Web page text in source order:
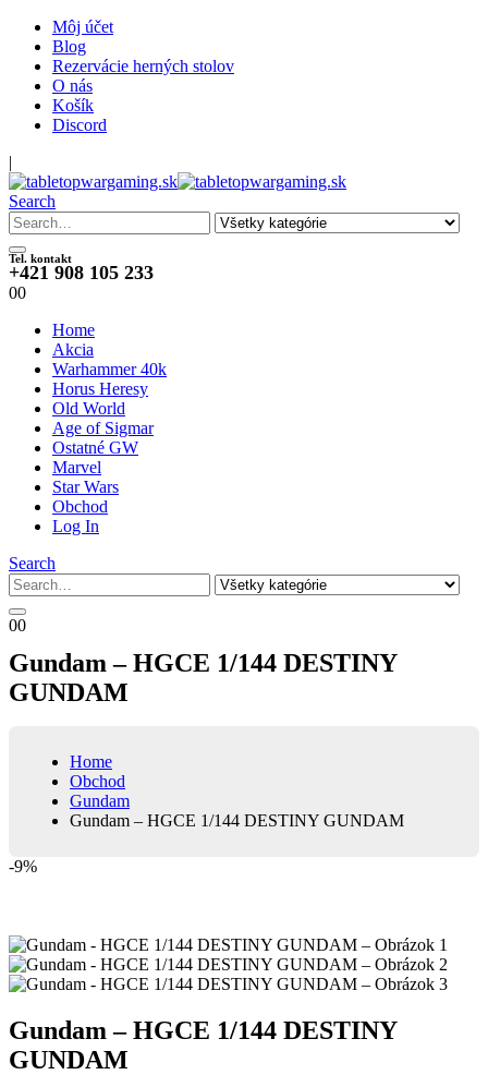
Môj účet
Blog
Rezervácie herných stolov
O nás
Košík
Discord
|
Search
Tel. kontakt
+421 908 105 233
00
Home
Akcia
Warhammer 40k
Horus Heresy
Old World
Age of Sigmar
Ostatné GW
Marvel
Star Wars
Obchod
Log In
Search
00
Gundam – HGCE 1/144 DESTINY
GUNDAM
Home
Obchod
Gundam
Gundam – HGCE 1/144 DESTINY GUNDAM
-9%
Gundam – HGCE 1/144 DESTINY
GUNDAM